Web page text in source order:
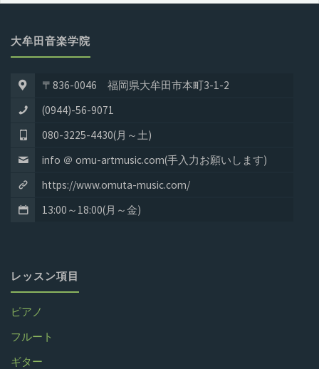
大牟田音楽学院
〒836-0046 福岡県大牟田市本町3-1-2
(0944)-56-9071
080-3225-4430(月～土)
info ＠ omu-artmusic.com(手入力お願いします)
https://www.omuta-music.com/
13:00～18:00(月～金)
レッスン項目
ピアノ
フルート
ギター